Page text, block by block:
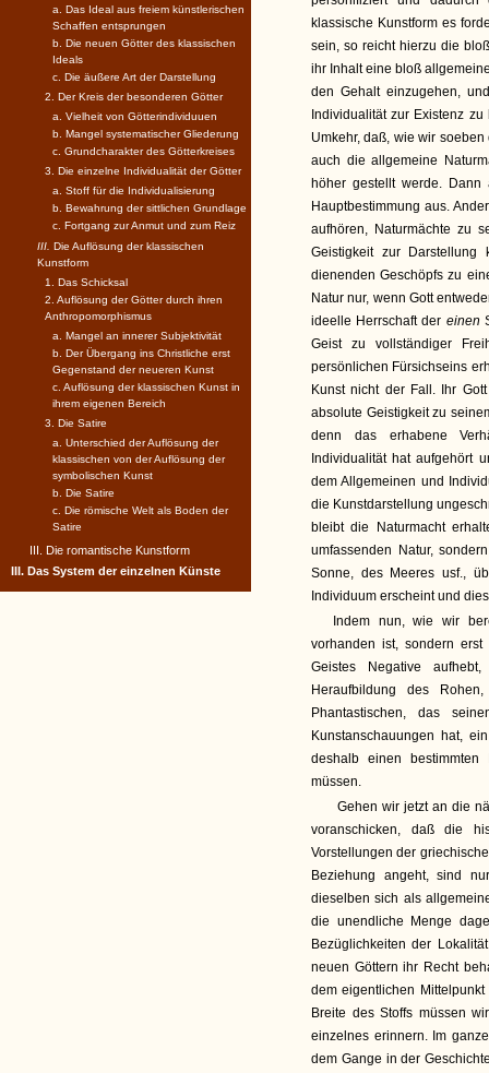
klassische Kunstform es
sein, so reicht hierzu die
ihr Inhalt eine bloß
den Gehalt einzugehen,
Individualität zur Existenz
Umkehr, daß, wie wir
auch die allgemeine
höher gestellt werde.
Hauptbestimmung aus.
aufhören, Naturmächte zu
Geistigkeit zur
dienenden Geschöpfs zu
Natur nur, wenn Gott
ideelle Herrschaft der einen
Geist zu vollständiger
persönlichen Fürsichseins
Kunst nicht der Fall. Ihr
absolute Geistigkeit zu
denn das erhabene
Individualität hat aufgehört
dem Allgemeinen und
die Kunstdarstellung
bleibt die Naturmacht
umfassenden Natur,
Sonne, des Meeres usf.,
Individuum erscheint und
Indem nun, wie wir
vorhanden ist, sondern
Geistes Negative
Heraufbildung des
Phantastischen, das
Kunstanschauungen hat,
deshalb einen bestimmten
müssen.
Gehen wir jetzt an die
voranschicken, daß die
Vorstellungen der
Beziehung angeht, sind
dieselben sich als
die unendliche Menge
Bezüglichkeiten der
neuen Göttern ihr Recht
dem eigentlichen
Breite des Stoffs müssen
einzelnes erinnern. Im
dem Gange in der
a. Das Ideal aus freiem künstlerischen
Schaffen entsprungen
b. Die neuen Götter des klassischen
Ideals
c. Die äußere Art der Darstellung
2. Der Kreis der besonderen Götter
a. Vielheit von Götterindividuuen
b. Mangel systematischer Gliederung
c. Grundcharakter des Götterkreises
3. Die einzelne Individualität der Götter
a. Stoff für die Individualisierung
b. Bewahrung der sittlichen Grundlage
c. Fortgang zur Anmut und zum Reiz
III. Die Auflösung der klassischen
Kunstform
1. Das Schicksal
2. Auflösung der Götter durch ihren
Anthropomorphismus
a. Mangel an innerer Subjektivität
b. Der Übergang ins Christliche erst
Gegenstand der neueren Kunst
c. Auflösung der klassischen Kunst in
ihrem eigenen Bereich
3. Die Satire
a. Unterschied der Auflösung der
klassischen von der Auflösung der
symbolischen Kunst
b. Die Satire
c. Die römische Welt als Boden der
Satire
III. Die romantische Kunstform
III. Das System der einzelnen Künste